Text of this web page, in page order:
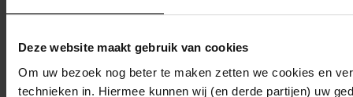
Deze website maakt gebruik van cookies
Om uw bezoek nog beter te maken zetten we cookies en
technieken in. Hiermee kunnen wij (en derde partijen) uw
Inventaris
13Bouwen van een electrische bemalingsinstallatie,